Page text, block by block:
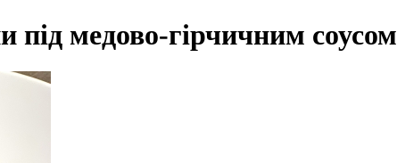
під медово-гірчичним соусом